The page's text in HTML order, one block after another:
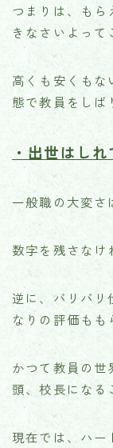
つまりは、も
きなさいよって
高くも安くもな
態で教員をしば
・出世はしれ
一般職の大変さ
数字を残さなけ
逆に、バリバリ
なりの評価もも
かつて教員の世
頭、校長になる
現在では、ハー